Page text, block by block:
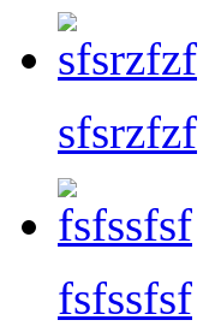
sfsrzfzf
fsfssfsf